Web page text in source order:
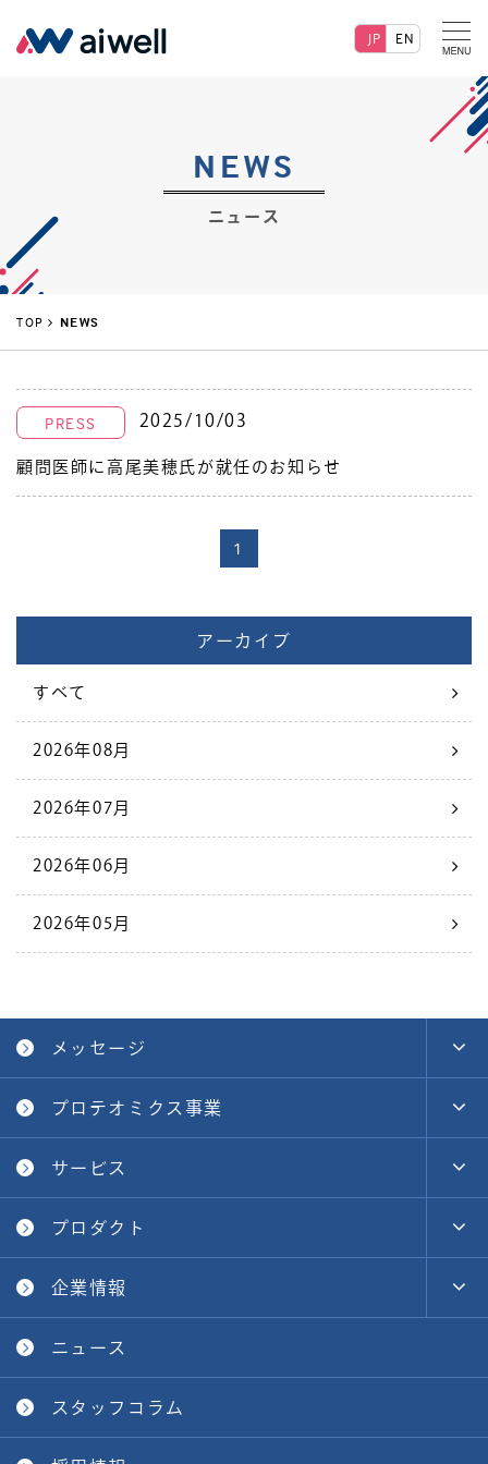
JP EN
NEWS
ニュース
TOP NEWS
PRESS 2025/10/03
顧問医師に高尾美穂氏が就任のお知らせ
1
アーカイブ
すべて
2026年08月
2026年07月
2026年06月
2026年05月
メッセージ
プロテオミクス事業
サービス
プロダクト
企業情報
ニュース
スタッフコラム